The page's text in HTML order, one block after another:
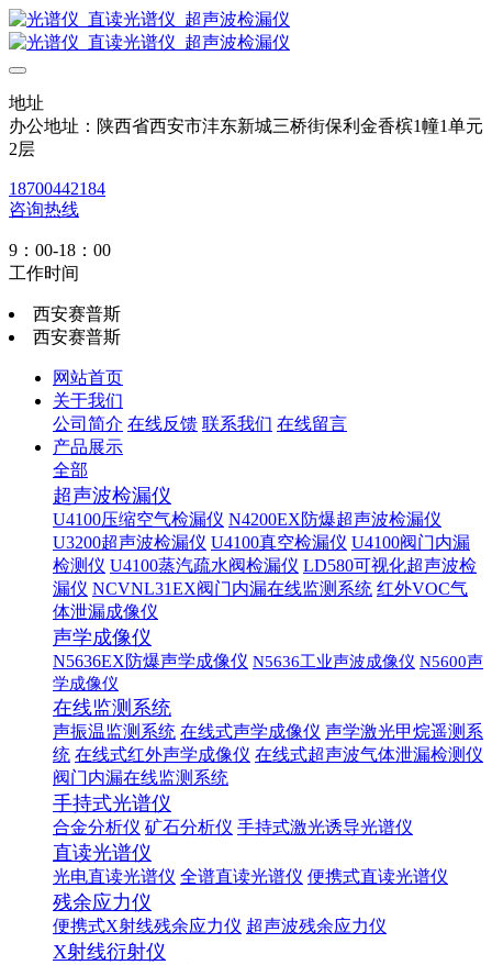
地址
办公地址：陕西省西安市沣东新城三桥街保利金香槟1幢1单元
2层
18700442184
咨询热线
9：00-18：00
工作时间
西安赛普斯
西安赛普斯
网站首页
关于我们
公司简介 在线反馈 联系我们 在线留言
产品展示
全部
超声波检漏仪
U4100压缩空气检漏仪 N4200EX防爆超声波检漏仪
U3200超声波检漏仪 U4100真空检漏仪 U4100阀门内漏
检测仪 U4100蒸汽疏水阀检漏仪 LD580可视化超声波检
漏仪 NCVNL31EX阀门内漏在线监测系统 红外VOC气
体泄漏成像仪
声学成像仪
N5636EX防爆声学成像仪 N5636工业声波成像仪 N5600声
学成像仪
在线监测系统
声振温监测系统 在线式声学成像仪 声学激光甲烷遥测系
统 在线式红外声学成像仪 在线式超声波气体泄漏检测仪
阀门内漏在线监测系统
手持式光谱仪
合金分析仪 矿石分析仪 手持式激光诱导光谱仪
直读光谱仪
光电直读光谱仪 全谱直读光谱仪 便携式直读光谱仪
残余应力仪
便携式X射线残余应力仪 超声波残余应力仪
X射线衍射仪